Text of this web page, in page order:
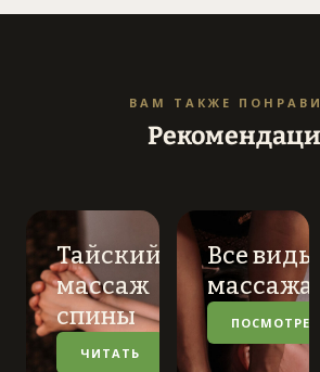
ВАМ ТАКЖЕ
Тайский
массаж
спины
ЧИТАТЬ
Все виды
массажа